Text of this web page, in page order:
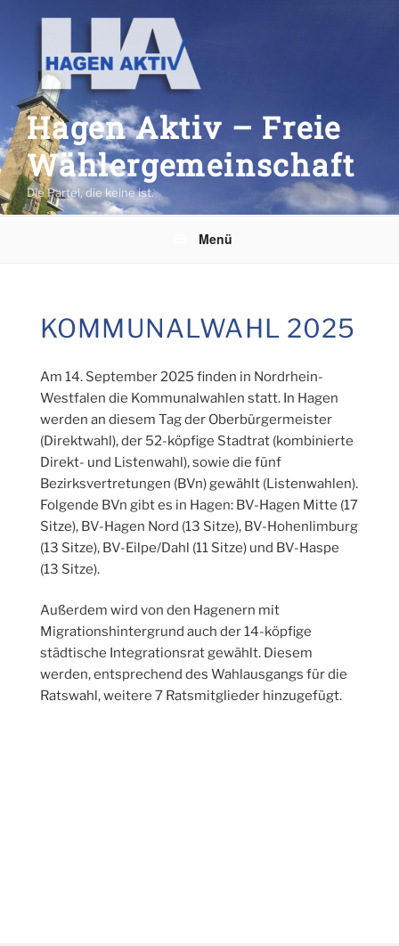
springen
Hagen Aktiv – Freie
Wählergemeinschaft
Die Partei, die keine ist.
Menü
KOMMUNALWAHL 2025
Am 14. September 2025 finden in Nordrhein-
Westfalen die Kommunalwahlen statt. In Hagen
werden an diesem Tag der Oberbürgermeister
(Direktwahl), der 52-köpfige Stadtrat (kombinierte
Direkt- und Listenwahl), sowie die fünf
Bezirksvertretungen (BVn) gewählt (Listenwahlen).
Folgende BVn gibt es in Hagen: BV-Hagen Mitte (17
Sitze), BV-Hagen Nord (13 Sitze), BV-Hohenlimburg
(13 Sitze), BV-Eilpe/Dahl (11 Sitze) und BV-Haspe
(13 Sitze).
Außerdem wird von den Hagenern mit
Migrationshintergrund auch der 14-köpfige
städtische Integrationsrat gewählt. Diesem
werden, entsprechend des Wahlausgangs für die
Ratswahl, weitere 7 Ratsmitglieder hinzugefügt.